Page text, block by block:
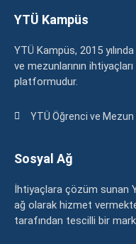
YTÜ Kampüs
YTÜ Kampüs, 2015
ve mezunlarının
platformudur.
YTÜ Öğrenci ve
Sosyal Ağ
İhtiyaçlara çözüm sunan
ağ olarak hizmet
tarafından tescilli bir